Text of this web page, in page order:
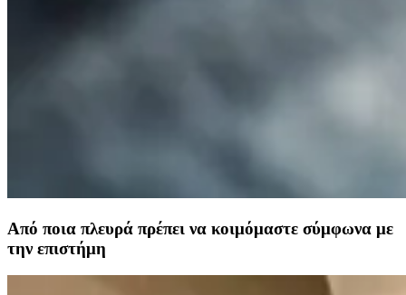
Από ποια πλευρά πρέπει να κοιμόμαστε σύμφωνα με
την επιστήμη